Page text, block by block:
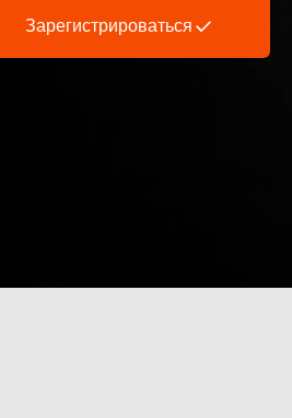
Зарегистрироваться